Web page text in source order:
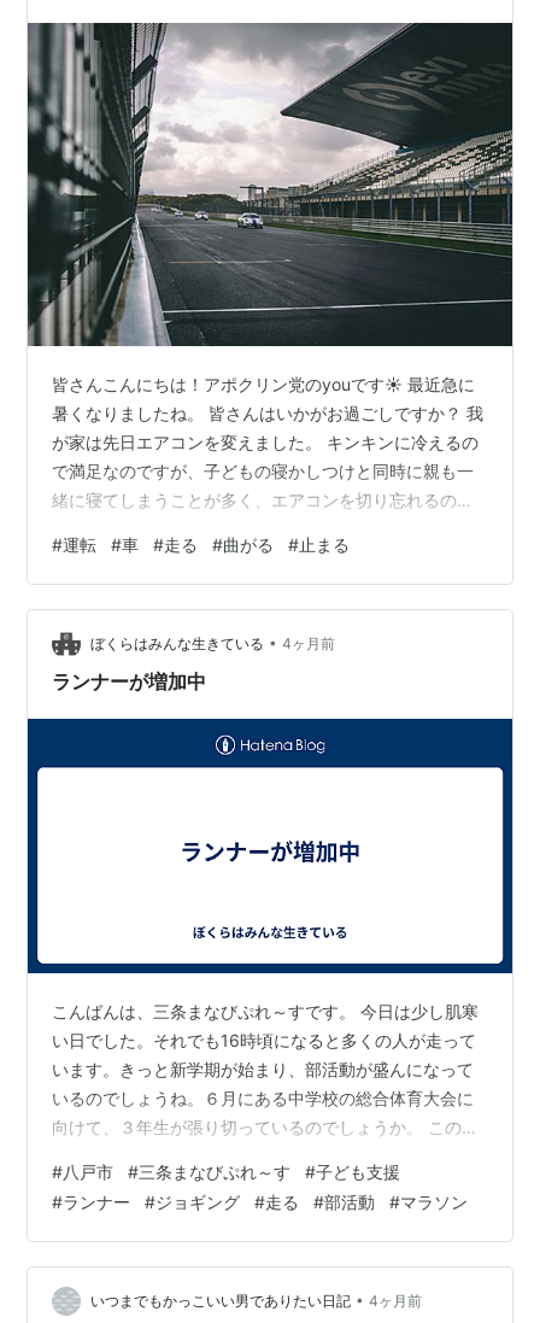
皆さんこんにちは！アポクリン党のyouです☀ 最近急に
暑くなりましたね。 皆さんはいかがお過ごしですか？ 我
が家は先日エアコンを変えました。 キンキンに冷えるの
で満足なのですが、子どもの寝かしつけと同時に親も一
緒に寝てしまうことが多く、エアコンを切り忘れるので
余談が長くなりましたが、皆さん、車を運転する時に楽
しいと感じたことはありますか？ 「移動手段だし、楽し
いとか感じたことはない。」 そう思っている方も多いと
思います。 実は、運転は楽しいものなのです。 「人馬一
体」という言葉がありますが、車の運転もまさにそれ
#運転 #車 #走る #曲がる #止まる
ぼくらはみんな生きている • 4ヶ月前
ランナーが増加中
こんばんは、三条まなびぷれ～すです。 今日は少し肌寒
い日でした。それでも16時頃になると多くの人が走って
います。きっと新学期が始まり、部活動が盛んになって
いるのでしょうね。６月にある中学校の総合体育大会に
向けて、３年生が張り切っているのでしょうか。 この時
いですよね。 休日には走っている大人もたくさん見かけ
ます。５月には八戸うみねこマラソンも開催されます。
私は今年こそは！と思っていましたが、すっかりエント
リーするのを忘れてしまっていました。一度参加してみ
たいものです。５キロ？１０キロ？ハーフはさすがに無
#八戸市 #三条まなびぷれ～す #子ども支援
#ランナー #ジョギング #走る #部活動 #マラソン
いつまでもかっこいい男でありたい日記 • 4ヶ月前